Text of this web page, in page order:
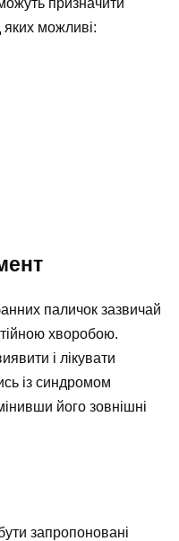
яких можливі:
паличок зазвичай
хворобою.
і лікувати
із синдромом
його зовнішні
запропоновані